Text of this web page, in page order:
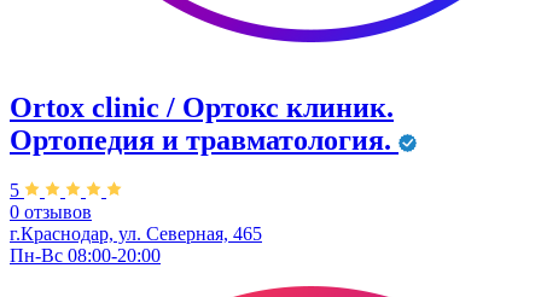
Ortox clinic / Ортокс клиник.
Ортопедия и травматология.
5
0 отзывов
г.Краснодар, ул. ​Северная, 465
Пн-Вс 08:00-20:00